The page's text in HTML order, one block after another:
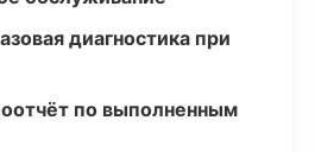
диагностика при
по выполненным